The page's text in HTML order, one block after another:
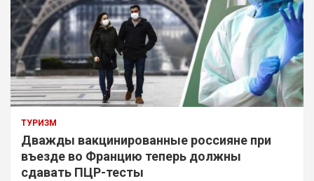
ТУРИЗМ
Дважды вакцинированные россияне при
въезде во Францию теперь должны
сдавать ПЦР-тесты